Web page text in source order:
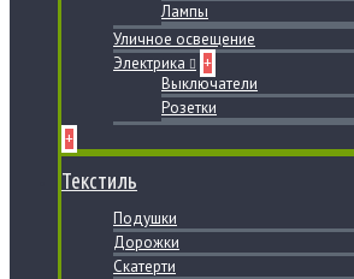
Лампы
Уличное освещение
Электрика
+
Выключатели
Розетки
+
Текстиль
Подушки
Дорожки
Скатерти